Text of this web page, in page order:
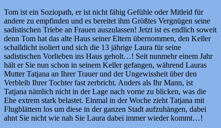
Tom ist ein Soziopath, er ist nicht fähig Gefühle oder Mitleid für
andere zu empfinden und es bereitet ihm Größtes Vergnügen seine
sadistischen Triebe an Frauen auszulassen! Jetzt ist es endlich soweit
denn Tom hat das alte Haus seiner Eltern übernommen, den Keller
schalldicht isoliert und sich die 13 jährige Laura für seine
sadistischen Vorlieben ins Haus geholt…! Seit nunmehr einem Jahr
hält er Sie nun schon in seinem Keller gefangen, während Lauras
Mutter Tatjana an Ihrer Trauer und der Ungewissheit über den
Verbleib Ihrer Tochter fast zerbricht. Anders als Ihr Mann, ist
Tatjana nämlich nicht in der Lage nach vorne zu blicken, was die
Ehe extrem stark belastet. Einmal in der Woche zieht Tatjana mit
Flugblättern los um diese in der ganzen Stadt aufzuhängen, dabei
ahnt Sie nicht wie nah Sie Laura dabei immer wieder kommt…!